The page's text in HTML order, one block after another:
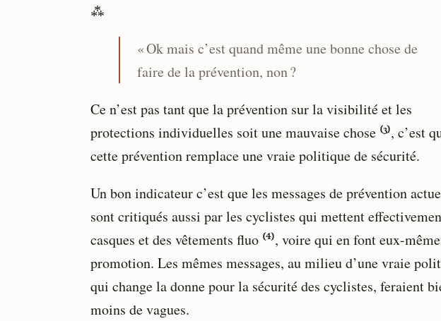
⁂
« Ok mais c’est quand même une bonne chose de
faire de la prévention, non ?
Ce n’est pas tant que la prévention sur la visibilité et les
protections individuelles soit une mauvaise chose ⁽³⁾, c’est
cette prévention remplace une vraie politique de sécurité.
Un bon indicateur c’est que les messages de prévention
sont critiqués aussi par les cyclistes qui mettent
casques et des vêtements fluo ⁽⁴⁾, voire qui en font eux-
promotion. Les mêmes messages, au milieu d’une vraie
qui change la donne pour la sécurité des cyclistes, feraient
moins de vagues.